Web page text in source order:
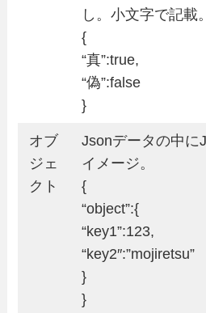
し。小文字で記載。
{
“真”:true,
“偽”:false
}
オブ
ジェ
クト
Jsonデータの中に
イメージ。
{
“object”:{
“key1”:123,
“key2″:”mojiretsu”
}
}